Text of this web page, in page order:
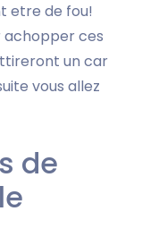
etre de fou!
achopper ces
un car
vous allez
de